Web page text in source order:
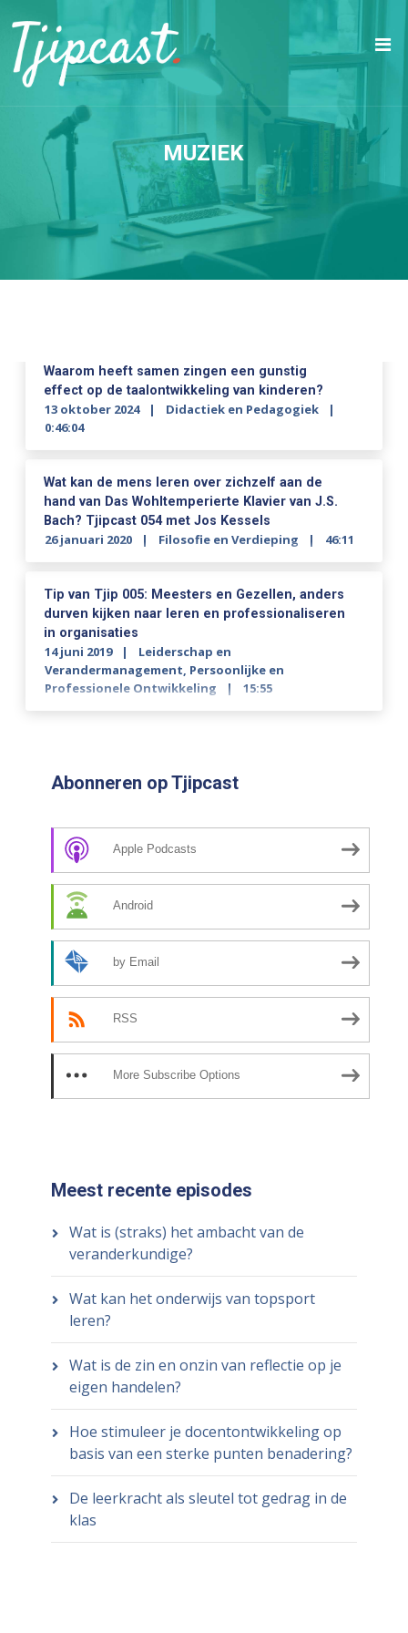
MUZIEK
Waarom heeft samen zingen een gunstig
effect op de taalontwikkeling van kinderen?
13 oktober 2024
Didactiek en Pedagogiek
0:46:04
Wat kan de mens leren over zichzelf aan de
hand van Das Wohltemperierte Klavier van J.S.
Bach? Tjipcast 054 met Jos Kessels
26 januari 2020 Filosofie en Verdieping 46:11
Tip van Tjip 005: Meesters en Gezellen, anders
durven kijken naar leren en professionaliseren
in organisaties
14 juni 2019
Leiderschap en
Verandermanagement, Persoonlijke en
Professionele Ontwikkeling
15:55
Abonneren op Tjipcast
Apple Podcasts
Android
by Email
RSS
More Subscribe Options
Meest recente episodes
Wat is (straks) het ambacht van de
veranderkundige?
Wat kan het onderwijs van topsport
leren?
Wat is de zin en onzin van reflectie op je
eigen handelen?
Hoe stimuleer je docentontwikkeling op
basis van een sterke punten benadering?
De leerkracht als sleutel tot gedrag in de
klas